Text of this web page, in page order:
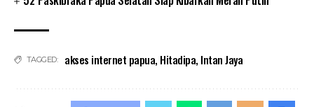
TAGGED: akses internet papua, Hitadipa, Intan Jaya